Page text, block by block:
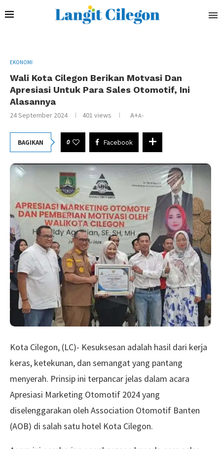
EKONOMI
Wali Kota Cilegon Berikan Motvasi Dan
Apresiasi Untuk Para Sales Otomotif, Ini
Alasannya
24 September 2024 401 views A+A-
BAGIKAN 0 Facebook
Kota Cilegon, (LC)- Kesuksesan adalah hasil dari kerja
keras, ketekunan, dan semangat yang pantang
menyerah. Prinsip ini terpancar jelas dalam acara
Apresiasi Marketing Otomotif 2024 yang
diselenggarakan oleh Association Otomotif Banten
(AOB) di salah satu hotel Kota Cilegon.